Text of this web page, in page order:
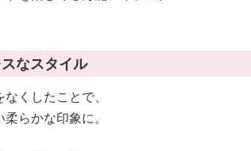
なスタイル
くしたことで、
らかな印象に。